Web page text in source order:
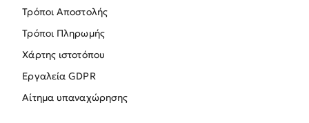
Τρόποι Αποστολής
Τρόποι Πληρωμής
Χάρτης ιστοτόπου
Εργαλεία GDPR
Αίτημα υπαναχώρησης